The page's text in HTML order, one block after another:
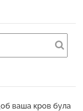
ваша кров була